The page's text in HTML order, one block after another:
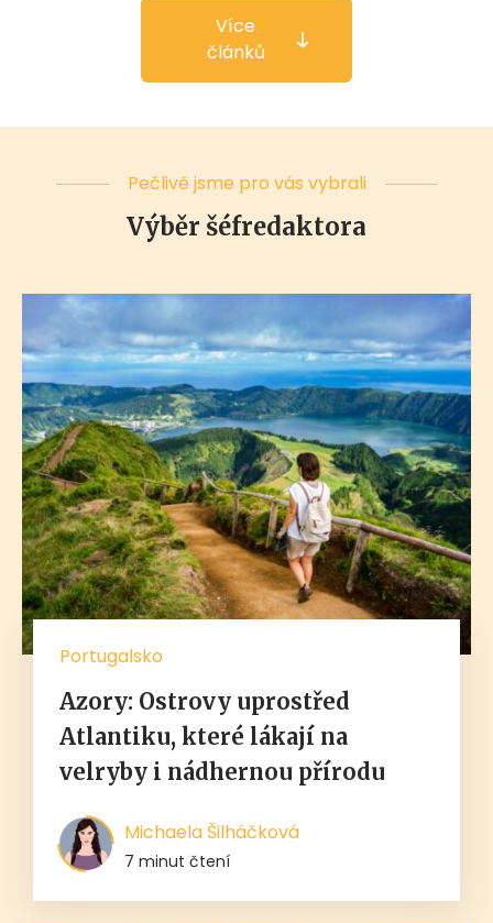
Více
článků
Pečlivě jsme pro vás vybrali
Výběr šéfredaktora
Portugalsko
Azory: Ostrovy uprostřed
Atlantiku, které lákají na
velryby i nádhernou přírodu
Michaela Šilháčková
7 minut čtení